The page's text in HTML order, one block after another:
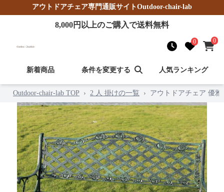
アウトドアチェア専門通販サイトOutdoor-chair-lab
8,000円以上のご購入で送料無料
0 0
新着商品 条件を変更する 人気ランキング
Outdoor-chair-lab TOP › 2 人 掛けの一覧 › アウトドアチェア 優